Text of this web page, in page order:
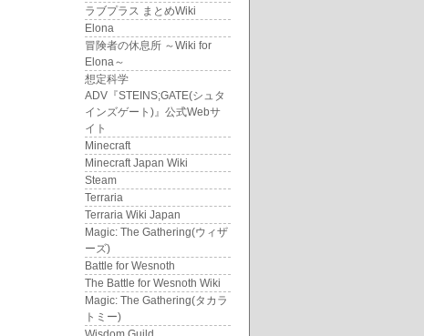
ラブプラス まとめWiki
Elona
冒険者の休息所 ～Wiki for
Elona～
想定科学
ADV『STEINS;GATE(シュタ
インズゲート)』公式Webサ
イト
Minecraft
Minecraft Japan Wiki
Steam
Terraria
Terraria Wiki Japan
Magic: The Gathering(ウィザ
ーズ)
Battle for Wesnoth
The Battle for Wesnoth Wiki
Magic: The Gathering(タカラ
トミー)